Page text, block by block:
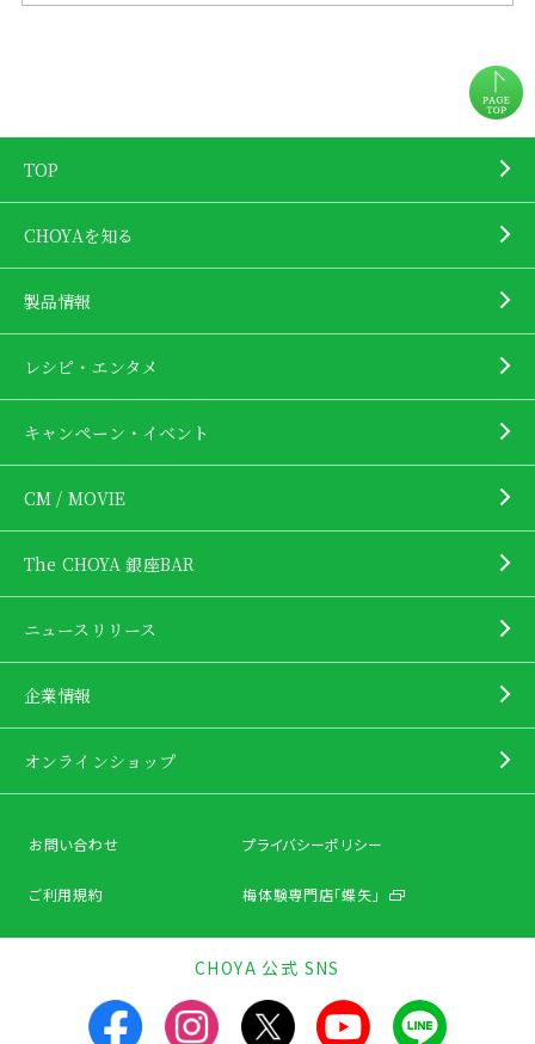
TOP
CHOYAを知る
製品情報
レシピ・エンタメ
キャンペーン・イベント
CM / MOVIE
The CHOYA 銀座BAR
ニュースリリース
企業情報
オンラインショップ
お問い合わせ プライバシーポリシー
ご利用規約 梅体験専門店「蝶矢」
CHOYA 公式 SNS